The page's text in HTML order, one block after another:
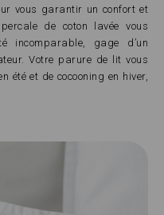
vous garantir un confort et
de coton lavée vous
incomparable, gage d’un
Votre parure de lit vous
été et de cocooning en hiver,